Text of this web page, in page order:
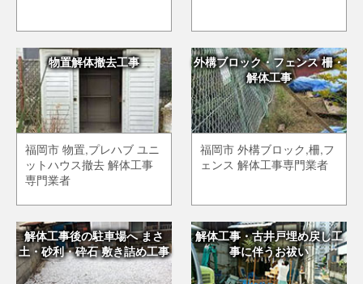
物置解体撤去工事
福岡市 物置,プレハブ ユニ
ットハウス撤去 解体工事
専門業者
外構ブロック・フェンス 柵・
解体工事
福岡市 外構ブロック,柵,フ
ェンス 解体工事専門業者
解体工事後の駐車場へ まさ
土・砂利・砕石 敷き詰め工事
解体工事・古井戸埋め戻し工
事に伴うお祓い